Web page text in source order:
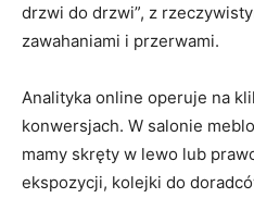
drzwi do drzwi”, z
zawahaniami i przerwami.
Analityka online operuje na
konwersjach. W salonie
mamy skręty w lewo lub
ekspozycji, kolejki do